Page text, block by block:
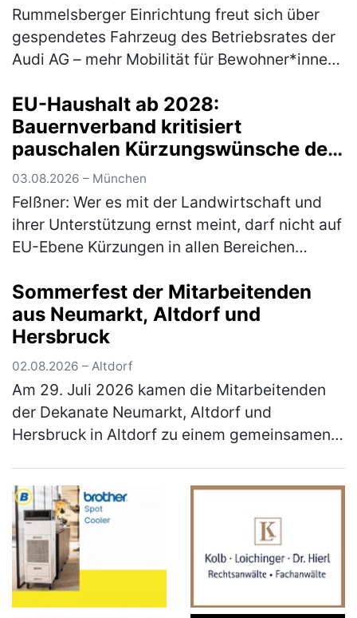
Rummelsberger Einrichtung freut sich über
gespendetes Fahrzeug des Betriebsrates der
Audi AG – mehr Mobilität für Bewohner*innen
den Fuhrpark des Auhofs, d…
EU-Haushalt ab 2028:
Bauernverband kritisiert
pauschalen Kürzungswünsche der
Bundesregierung
03.08.2026 – München
Felßner: Wer es mit der Landwirtschaft und
ihrer Unterstützung ernst meint, darf nicht auf
EU-Ebene Kürzungen in allen Bereichen
kürzlich in Dublin vonseit…(mehr)
Sommerfest der Mitarbeitenden
aus Neumarkt, Altdorf und
Hersbruck
02.08.2026 – Altdorf
Am 29. Juli 2026 kamen die Mitarbeitenden
der Dekanate Neumarkt, Altdorf und
Hersbruck in Altdorf zu einem gemeinsamen
(mehr)